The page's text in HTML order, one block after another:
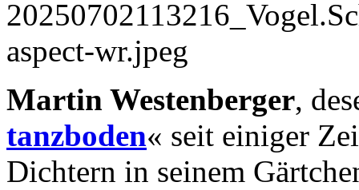
Martin Westenberger,
tanzboden« seit einiger
Dichtern in seinem